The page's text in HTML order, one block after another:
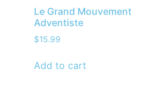
Le Grand Mouvement
Adventiste
$15.99
Add to cart